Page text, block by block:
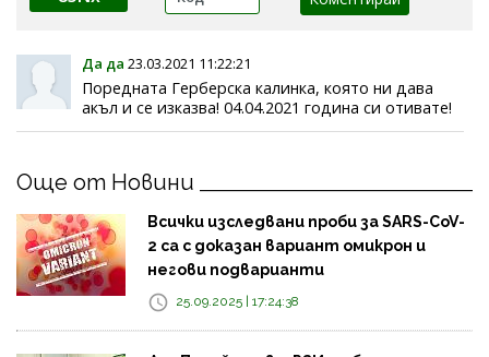
Да да 23.03.2021 11:22:21
Поредната Герберска калинка, която ни дава
акъл и се изказва! 04.04.2021 година си отивате!
Още от Новини
Всички изследвани проби за SARS-CoV-
2 са с доказан вариант омикрон и
негови подварианти
25.09.2025 | 17:24:38